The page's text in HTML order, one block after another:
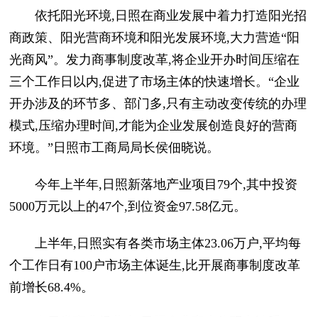
依托阳光环境,日照在商业发展中着力打造阳光招
商政策、阳光营商环境和阳光发展环境,大力营造“阳
光商风”。发力商事制度改革,将企业开办时间压缩在
三个工作日以内,促进了市场主体的快速增长。“企业
开办涉及的环节多、部门多,只有主动改变传统的办理
模式,压缩办理时间,才能为企业发展创造良好的营商
环境。”日照市工商局局长侯佃晓说。
今年上半年,日照新落地产业项目79个,其中投资
5000万元以上的47个,到位资金97.58亿元。
上半年,日照实有各类市场主体23.06万户,平均每
个工作日有100户市场主体诞生,比开展商事制度改革
前增长68.4%。